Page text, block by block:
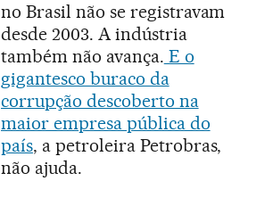
no Brasil não se registravam
desde 2003. A indústria
também não avança. E o
gigantesco buraco da
corrupção descoberto na
maior empresa pública do
país, a petroleira Petrobras,
não ajuda.